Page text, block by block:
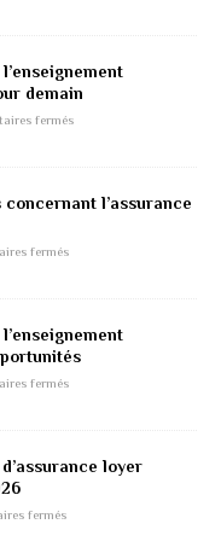
demain
fermés
l’assurance
fermés
fermés
loyer
fermés